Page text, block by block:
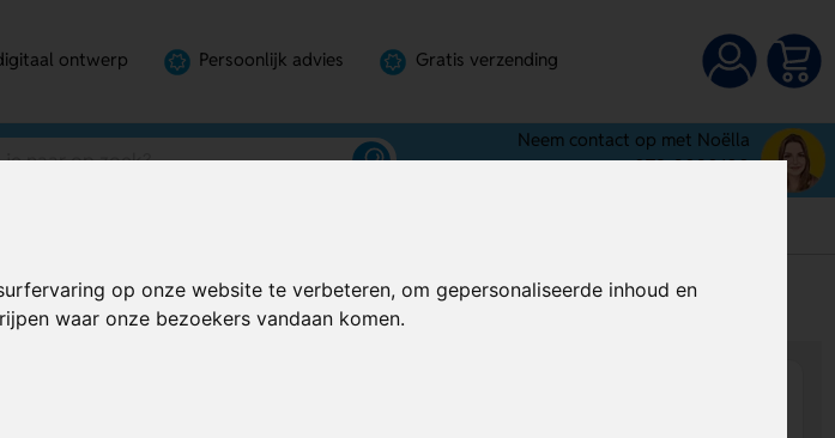
op onze website te verbeteren, om gepersonaliseerde inhoud en
waar onze bezoekers vandaan komen.
ontwerp Persoonlijk advies Gratis verzending
Neem contact op met Noëlla
072-3030100
Bereken mijn prijs Al vanaf€ 4,57per stuk (excl. BTW)